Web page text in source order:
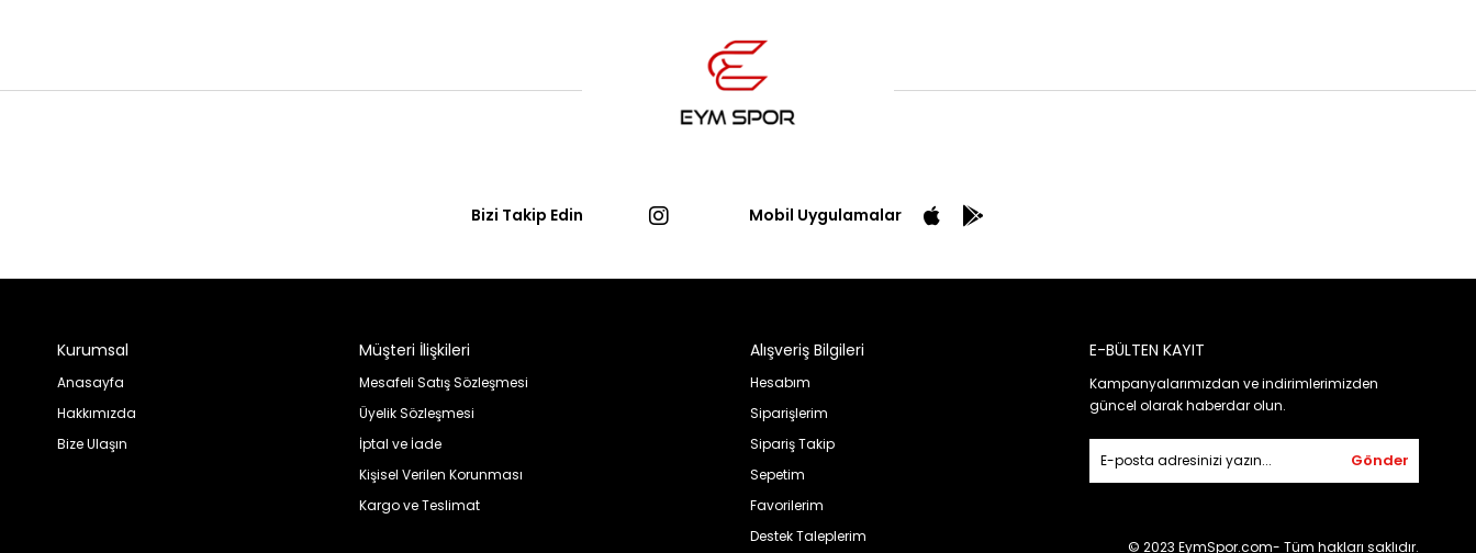
Bizi Takip Edin Mobil Uygulamalar
Kurumsal
Anasayfa
Hakkımızda
Bize Ulaşın
Müşteri İlişkileri
Mesafeli Satış Sözleşmesi
Üyelik Sözleşmesi
İptal ve İade
Kişisel Verilen Korunması
Kargo ve Teslimat
Alışveriş Bilgileri
Hesabım
Siparişlerim
Sipariş Takip
Sepetim
Favorilerim
Destek Taleplerim
E-BÜLTEN KAYIT
Kampanyalarımızdan ve indirimlerimizden
güncel olarak haberdar olun.
Gönder
© 2023 EymSpor.com- Tüm hakları saklıdır.